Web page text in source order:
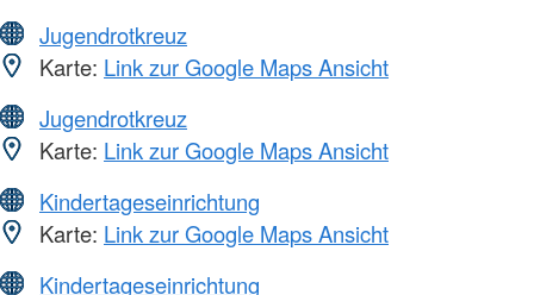
Jugendrotkreuz
Karte: Link zur Google Maps Ansicht
Jugendrotkreuz
Karte: Link zur Google Maps Ansicht
Kindertageseinrichtung
Karte: Link zur Google Maps Ansicht
Kindertageseinrichtung